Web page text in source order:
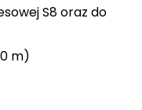
S8 oraz do
m)